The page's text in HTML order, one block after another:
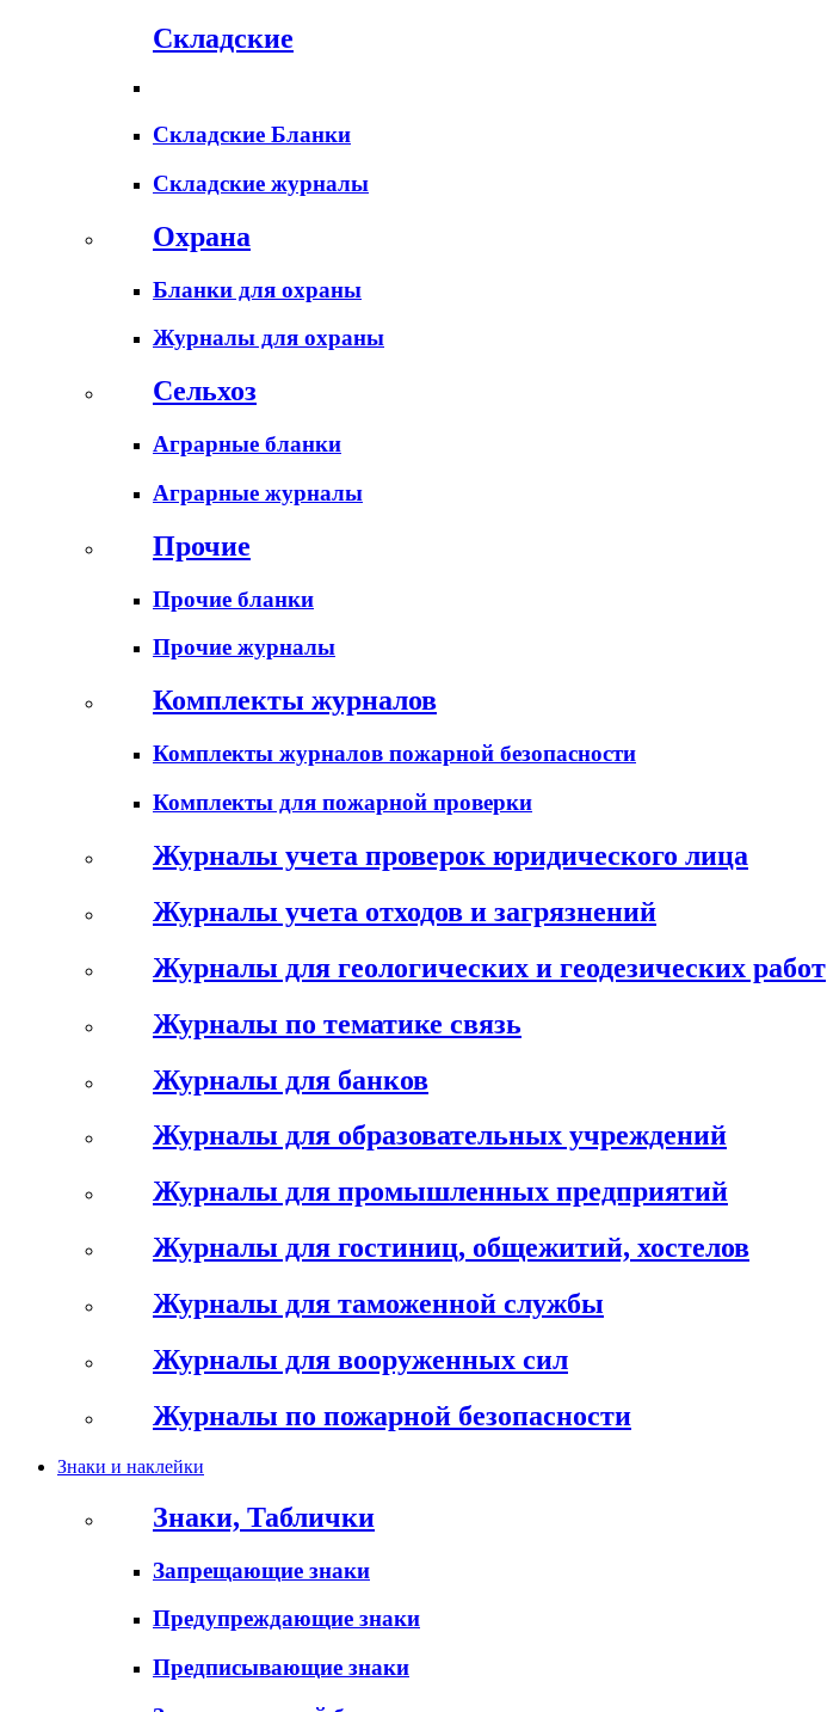
Складские
Складские Бланки
Складские журналы
Охрана
Бланки для охраны
Журналы для охраны
Сельхоз
Аграрные бланки
Аграрные журналы
Прочие
Прочие бланки
Прочие журналы
Комплекты журналов
Комплекты журналов пожарной безопасности
Комплекты для пожарной проверки
Журналы учета проверок юридического лица
Журналы учета отходов и загрязнений
Журналы для геологических и геодезических работ
Журналы по тематике связь
Журналы для банков
Журналы для образовательных учреждений
Журналы для промышленных предприятий
Журналы для гостиниц, общежитий, хостелов
Журналы для таможенной службы
Журналы для вооруженных сил
Журналы по пожарной безопасности
Знаки и наклейки
Знаки, Таблички
Запрещающие знаки
Предупреждающие знаки
Предписывающие знаки